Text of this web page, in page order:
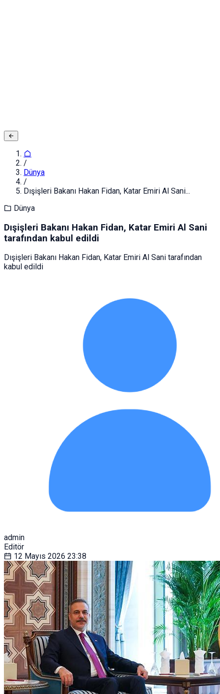
/
Dünya
/
Dışişleri Bakanı Hakan Fidan, Katar Emiri Al Sani...
Dünya
Dışişleri Bakanı Hakan Fidan, Katar Emiri Al Sani
tarafından kabul edildi
Dışişleri Bakanı Hakan Fidan, Katar Emiri Al Sani tarafından
kabul edildi
admin
Editör
12 Mayıs 2026 23:38